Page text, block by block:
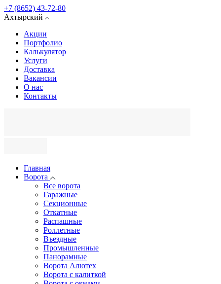
+7 (8652) 43-72-80
Ахтырский
Акции
Портфолио
Калькулятор
Услуги
Доставка
Вакансии
О нас
Контакты
Главная
Ворота
Все ворота
Гаражные
Секционные
Откатные
Распашные
Роллетные
Въездные
Промышленные
Панорамные
Ворота Алютех
Ворота с калиткой